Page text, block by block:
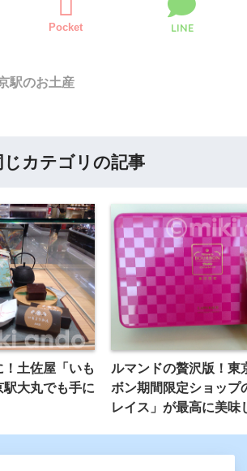
Pocket LINE
駅のお土産
じカテゴリの記事
土佐屋「いも
駅大丸でも手に
ルマンドの贅沢版！東
ボン期間限定ショップ
レイス」が最高に美味